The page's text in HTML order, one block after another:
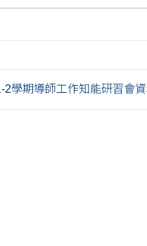
2學期導師工作知能研習會